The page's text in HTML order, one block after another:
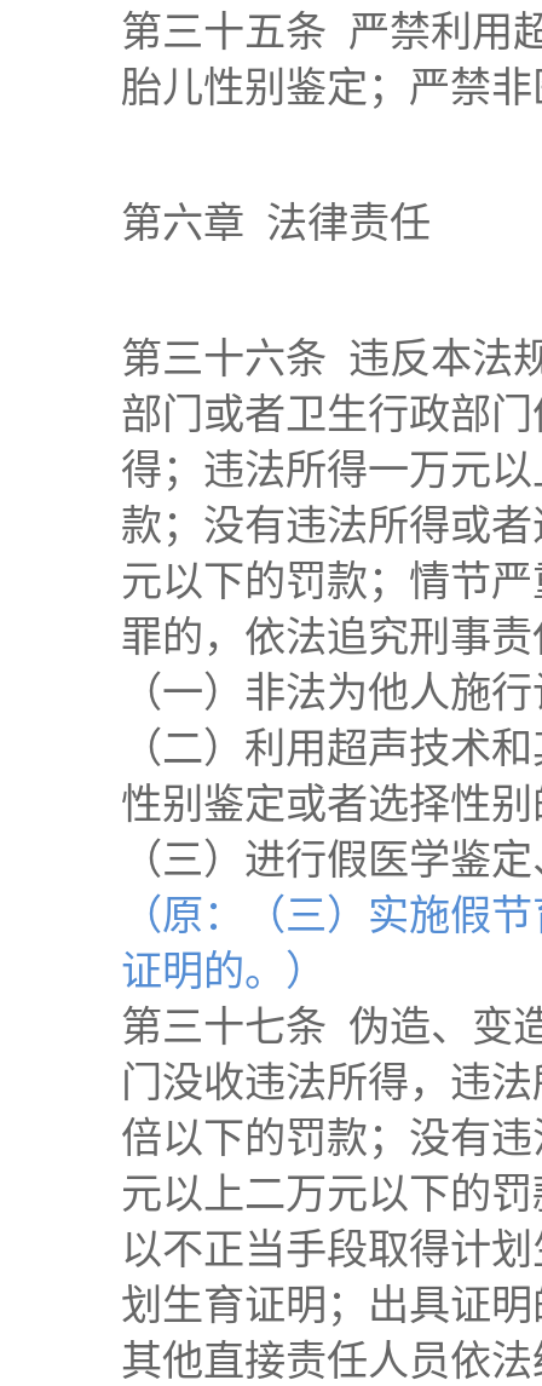
第三十五条 严禁利用
胎儿性别鉴定；严禁
第六章 法律责任
第三十六条 违反本法
部门或者卫生行政部
得；违法所得一万元
款；没有违法所得或
元以下的罚款；情节
罪的，依法追究刑事
（一）非法为他人施
（二）利用超声技术
性别鉴定或者选择性
（三）进行假医学鉴
（原：（三）实施假
证明的。）
第三十七条 伪造、变
门没收违法所得，违
倍以下的罚款；没有
元以上二万元以下的
以不正当手段取得计
划生育证明；出具证
其他直接责任人员依